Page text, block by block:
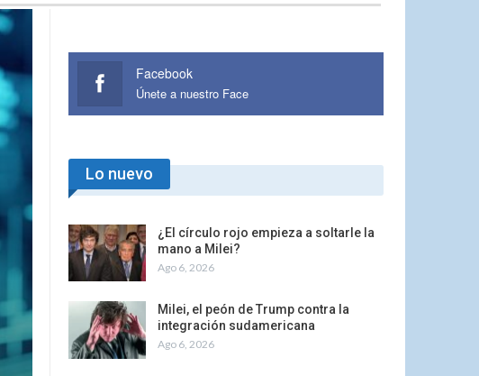
Facebook
Únete a nuestro Face
Lo nuevo
¿El círculo rojo empieza a soltarle la
mano a Milei?
Ago 6, 2026
Milei, el peón de Trump contra la
integración sudamericana
Ago 6, 2026